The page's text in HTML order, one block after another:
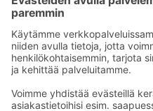
Kaup­pa­kes­kus